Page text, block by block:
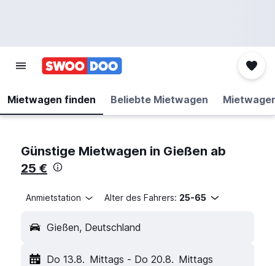
Mietwagen finden Beliebte Mietwagen
Günstige Mietwagen in Gießen ab
25 €
Anmietstation Alter des Fahrers: 25-65
Gießen, Deutschland
Do 13.8. Mittags - Do 20.8. Mittags